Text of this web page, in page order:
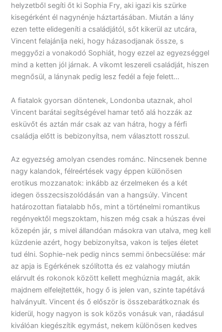
helyzetből segíti őt ki Sophia Fry, aki igazi kis szürke
kisegérként él nagynénje háztartásában. Miután a lány
ezen tette elidegeníti a családjától, sőt kikerül az utcára,
Vincent felajánlja neki, hogy házasodjanak össze, s
meggyőzi a vonakodó Sophiát, hogy ezzel az egyezséggel
mind a ketten jól járnak. A vikomt leszereli családját, hiszen
megnősül, a lánynak pedig lesz fedél a feje felett…
A fiatalok gyorsan döntenek, Londonba utaznak, ahol
Vincent barátai segítségével hamar tető alá hozzák az
esküvőt és aztán már csak az van hátra, hogy a férfi
családja előtt is bebizonyítsa, nem választott rosszul.
Az egyezség amolyan csendes románc. Nincsenek benne
nagy kalandok, félreértések vagy éppen különösen
erotikus mozzanatok: inkább az érzelmeken és a két
idegen összecsiszolódásán van a hangsúly. Vincent
határozottan fiatalabb hős, mint a történelmi romantikus
regényektől megszoktam, hiszen még csak a húszas évei
közepén jár, s mivel állandóan másokra van utalva, meg kell
küzdenie azért, hogy bebizonyítsa, vakon is teljes életet
tud élni. Sophie-nek pedig nincs semmi önbecsülése: már
az apja is Egérkének szólította és ez valahogy miután
elárvult és rokonok között kellett meghúznia magát, akik
majdnem elfelejtették, hogy ő is jelen van, szinte tapétává
halványult. Vincent és ő először is összebarátkoznak és
kiderül, hogy nagyon is sok közös vonásuk van, ráadásul
kiválóan kiegészítik egymást, nekem különösen kedves